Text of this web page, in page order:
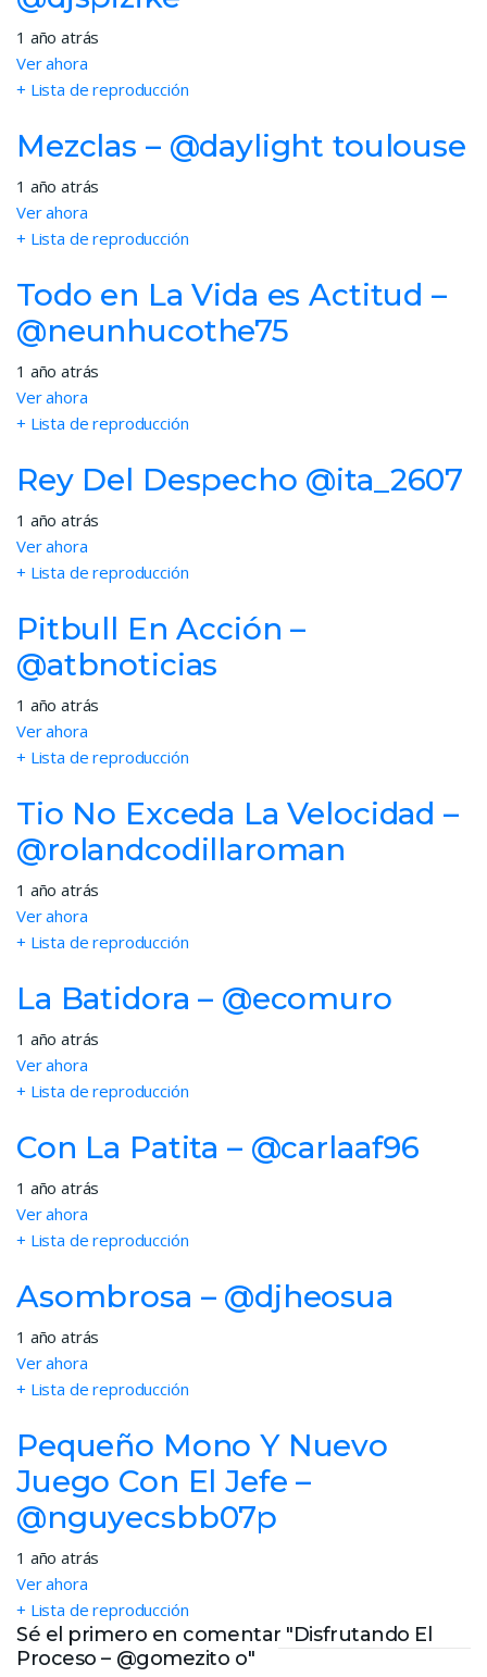
1 año atrás
Ver ahora
+ Lista de reproducción
Mezclas – @daylight toulouse
1 año atrás
Ver ahora
+ Lista de reproducción
Todo en La Vida es Actitud –
@neunhucothe75
1 año atrás
Ver ahora
+ Lista de reproducción
Rey Del Despecho @ita_2607
1 año atrás
Ver ahora
+ Lista de reproducción
Pitbull En Acción –
@atbnoticias
1 año atrás
Ver ahora
+ Lista de reproducción
Tio No Exceda La Velocidad –
@rolandcodillaroman
1 año atrás
Ver ahora
+ Lista de reproducción
La Batidora – @ecomuro
1 año atrás
Ver ahora
+ Lista de reproducción
Con La Patita – @carlaaf96
1 año atrás
Ver ahora
+ Lista de reproducción
Asombrosa – @djheosua
1 año atrás
Ver ahora
+ Lista de reproducción
Pequeño Mono Y Nuevo
Juego Con El Jefe –
@nguyecsbb07p
1 año atrás
Ver ahora
+ Lista de reproducción
Sé el primero en comentar "Disfrutando El
Proceso – @gomezito o"